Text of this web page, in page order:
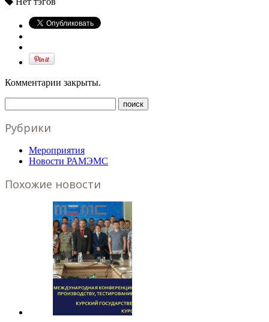
Комментарии закрыты.
Рубрики
Мероприятия
Новости РАМЭМС
Похожие новости